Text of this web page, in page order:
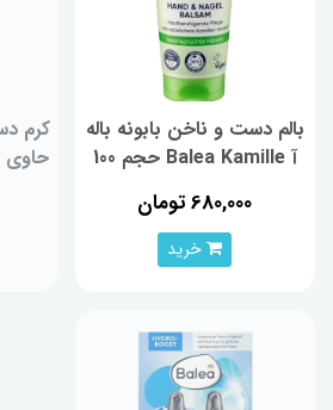
بالم دست و ناخن بابونه باله
آ Balea Kamille حجم 100
680,000 تومان
خرید
کرم